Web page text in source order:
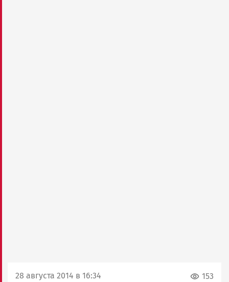
28 августа 2014 в 16:34
153